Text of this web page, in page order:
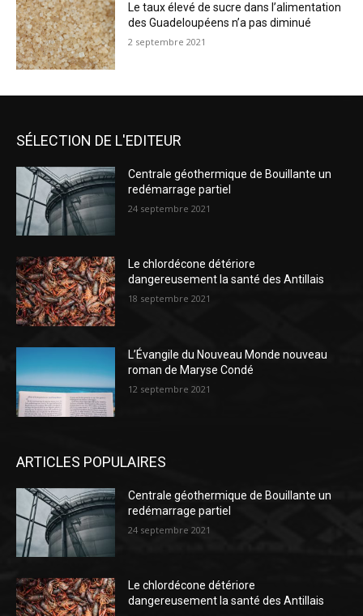
Le taux élevé de sucre dans l’alimentation
des Guadeloupéens n’a pas diminué
2 septembre 2021
SÉLECTION DE L'EDITEUR
Centrale géothermique de Bouillante un
redémarrage partiel
24 septembre 2021
Le chlordécone détériore
dangereusement la santé des Antillais
18 septembre 2021
L’Évangile du Nouveau Monde nouveau
roman de Maryse Condé
12 septembre 2021
ARTICLES POPULAIRES
Centrale géothermique de Bouillante un
redémarrage partiel
24 septembre 2021
Le chlordécone détériore
dangereusement la santé des Antillais